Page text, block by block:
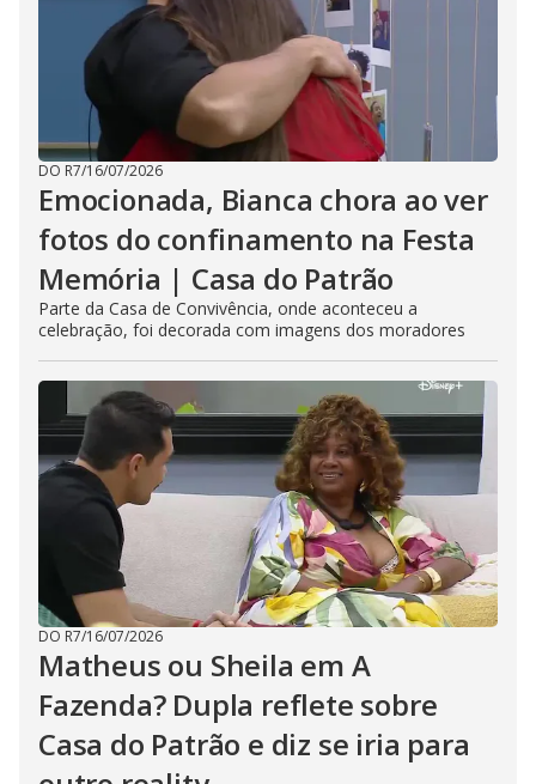
DO R7/16/07/2026
Emocionada, Bianca chora ao ver
fotos do confinamento na Festa
Memória | Casa do Patrão
Parte da Casa de Convivência, onde aconteceu a
celebração, foi decorada com imagens dos moradores
DO R7/16/07/2026
Matheus ou Sheila em A
Fazenda? Dupla reflete sobre
Casa do Patrão e diz se iria para